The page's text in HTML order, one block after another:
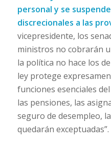
personal y se
discrecionales a las
vicepresidente, los
ministros no cobrarán
la política no hace los
ley protege
funciones esenciales
las pensiones, las
seguro de desempleo,
quedarán exceptuadas”.